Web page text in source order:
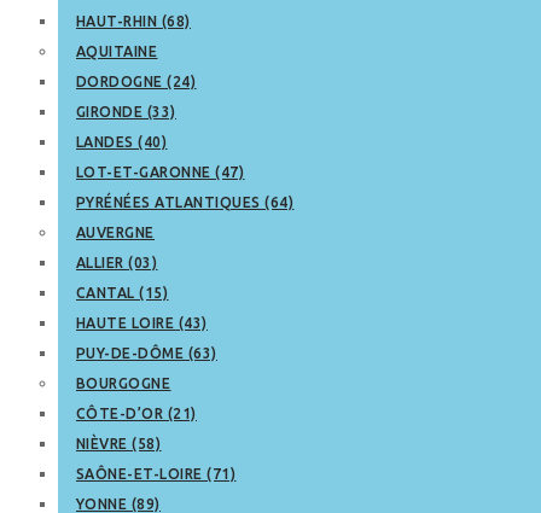
HAUT-RHIN (68)
AQUITAINE
DORDOGNE (24)
GIRONDE (33)
LANDES (40)
LOT-ET-GARONNE (47)
PYRÉNÉES ATLANTIQUES (64)
AUVERGNE
ALLIER (03)
CANTAL (15)
HAUTE LOIRE (43)
PUY-DE-DÔME (63)
BOURGOGNE
CÔTE-D’OR (21)
NIÈVRE (58)
SAÔNE-ET-LOIRE (71)
YONNE (89)